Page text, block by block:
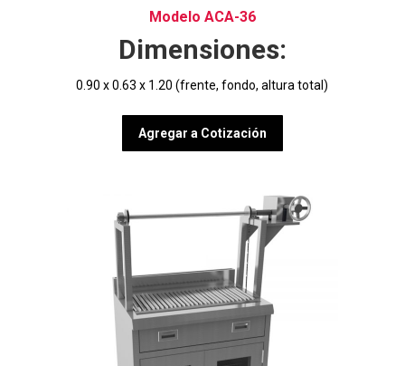
Modelo ACA-36
Dimensiones:
0.90 x 0.63 x 1.20 (frente, fondo, altura total)
Agregar a Cotización